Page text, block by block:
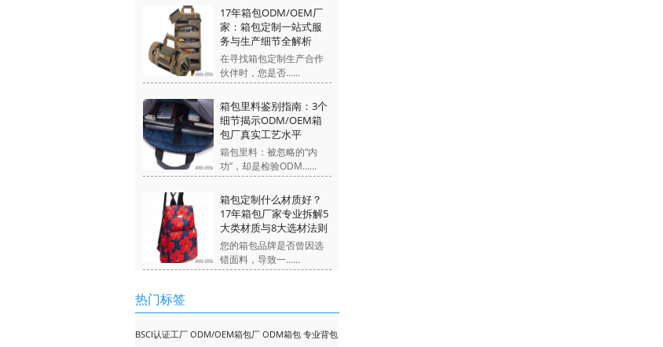
17年箱包ODM/OEM厂
家：箱包定制一站式服
务与生产细节全解析
在寻找箱包定制生产合作
伙伴时，您是否......
箱包里料鉴别指南：3个
细节揭示ODM/OEM箱
包厂真实工艺水平
箱包里料：被忽略的“内
功”，却是检验ODM......
箱包定制什么材质好？
17年箱包厂家专业拆解5
大类材质与8大选材法则
您的箱包品牌是否曾因选
错面料，导致一......
热门标签
BSCI认证工厂 ODM/OEM箱包厂 ODM箱包 专业背包